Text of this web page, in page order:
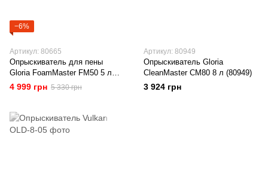
−6%
Артикул: 80665
Опрыскиватель для пены
Gloria FoamMaster FM50 5 л
(80665)
4 999 грн 5 330 грн
Артикул: 80949
Опрыскиватель Gloria
CleanMaster CM80 8 л (80949)
3 924 грн